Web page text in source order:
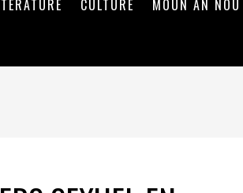
CULTURE MOUN AN NOU